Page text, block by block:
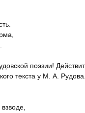
поэзии!
текста у М. А.